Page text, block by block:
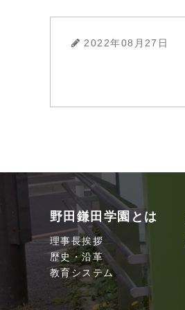
2022年08月27日
野田鎌田学園とは
理事長挨拶
歴史・沿革
教育システム